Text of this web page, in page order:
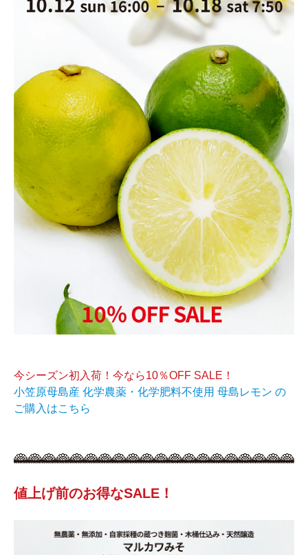
今シーズン初入荷！今なら10％OFF SALE！
小笠原母島産 化学農薬・化学肥料不使用 母島レモン の
ご購入はこちら
値上げ前のお得なSALE！